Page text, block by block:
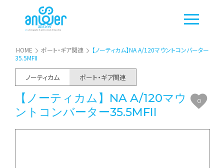
HOME ポート・ギア関連
【ノーティカム】NA A/120マウントコンバーター
35.5MFII
ノーティカム ポート・ギア関連
【ノーティカム】NA A/120マウ
ントコンバーター35.5MFII
0